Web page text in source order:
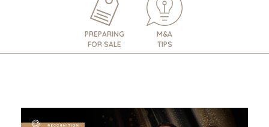
PREPARING
FOR SALE
M&A
TIPS